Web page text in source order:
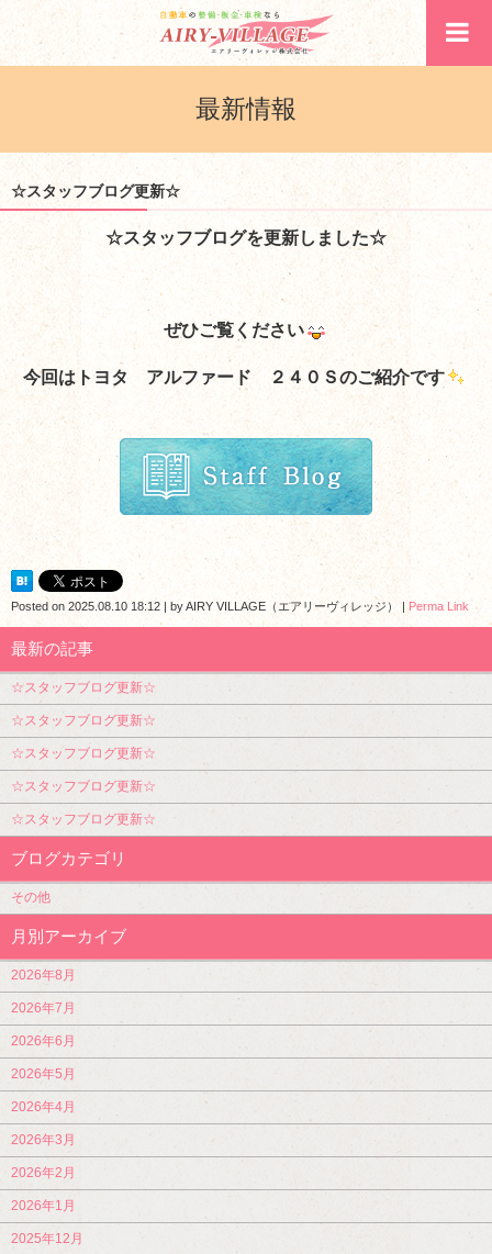
最新情報
☆スタッフブログ更新☆
☆スタッフブログを更新しました☆
ぜひご覧ください
今回はトヨタ アルファード ２４０Ｓのご紹介です
Posted on 2025.08.10 18:12 | byAIRY VILLAGE（エアリーヴィレッジ） | Perma Link
最新の記事
☆スタッフブログ更新☆
☆スタッフブログ更新☆
☆スタッフブログ更新☆
☆スタッフブログ更新☆
☆スタッフブログ更新☆
ブログカテゴリ
その他
月別アーカイブ
2026年8月
2026年7月
2026年6月
2026年5月
2026年4月
2026年3月
2026年2月
2026年1月
2025年12月